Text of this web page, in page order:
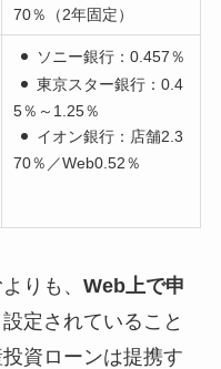
70％（2年固定）
ソニー銀行：0.457％
東京スター銀行 ：0.4
5％～1.25％
イオン銀行 ：店舗2.3
70％／Web0.52％
りも、 Web上で申
設定されていること
資ローンは提携す